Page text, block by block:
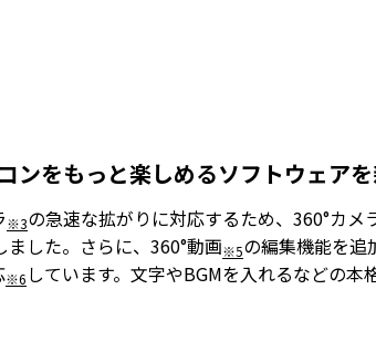
ンをもっと楽しめるソフトウェア
※3の急速な拡がりに対応するため、360°カ
ました。さらに、360°動画※5の編集機能を
※6 しています。文字やBGMを入れるなどの